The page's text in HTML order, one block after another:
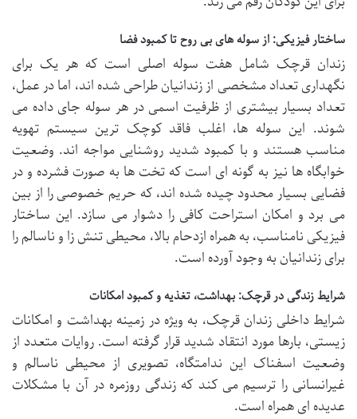
ساختار فیزیکی: از سوله های بی روح تا کمبود فضا
زندان قرچک شامل هفت سوله اصلی است که هر یک برای
نگهداری تعداد مشخصی از زندانیان طراحی شده اند، اما در عمل،
تعداد بسیار بیشتری از ظرفیت اسمی در هر سوله جای داده می
شوند. این سوله ها، اغلب فاقد کوچک ترین سیستم تهویه
مناسب هستند و با کمبود شدید روشنایی مواجه اند. وضعیت
خوابگاه ها نیز به گونه ای است که تخت ها به صورت فشرده و در
فضایی بسیار محدود چیده شده اند، که حریم خصوصی را از بین
می برد و امکان استراحت کافی را دشوار می سازد. این ساختار
فیزیکی نامناسب، به همراه ازدحام بالا، محیطی تنش زا و ناسالم را
برای زندانیان به وجود آورده است.
شرایط زندگی در قرچک: بهداشت، تغذیه و کمبود امکانات
شرایط داخلی زندان قرچک، به ویژه در زمینه بهداشت و امکانات
زیستی، بارها مورد انتقاد شدید قرار گرفته است. روایات متعدد از
وضعیت اسفناک این ندامتگاه، تصویری از محیطی ناسالم و
غیرانسانی را ترسیم می کند که زندگی روزمره در آن با مشکلات
عدیده ای همراه است.